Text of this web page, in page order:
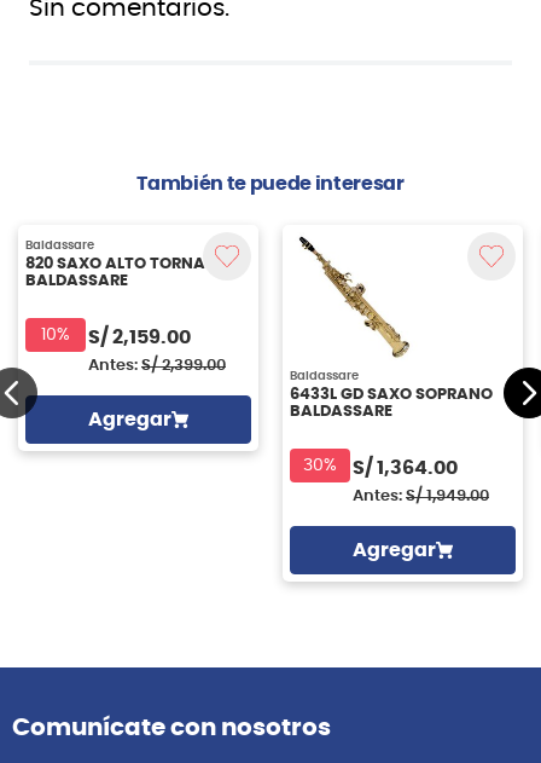
Sin comentarios.
También te puede interesar
Baldassare
820 SAXO ALTO TORNASOL
BALDASSARE
10% S/ 2,159.00
Antes: S/ 2,399.00
Agregar
Baldassare
6433L GD SAXO SOPRANO
BALDASSARE
30% S/ 1,364.00
Antes: S/ 1,949.00
Agregar
Comunícate con nosotros